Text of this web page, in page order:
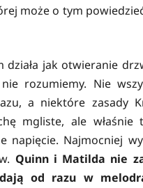
może o tym
działa jak otwieranie
rozumiemy. Nie
a niektóre zasady
mgliste, ale właśnie
napięcie. Najmocniej
Quinn i Matilda nie
od razu w